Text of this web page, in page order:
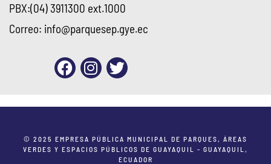
PBX:(04) 3911300 ext.1000
Correo: info@parquesep.gye.ec
© 2025 EMPRESA PÚBLICA MUNICIPAL DE PARQUES, ÁREAS
VERDES Y ESPACIOS PÚBLICOS DE GUAYAQUIL - GUAYAQUIL,
ECUADOR